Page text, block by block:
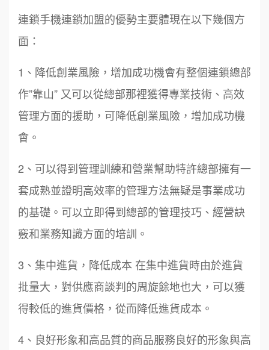
連鎖手機連鎖加盟的優勢主要體現在以下幾個方
面：
1、降低創業風險，增加成功機會有整個連鎖總部
作”靠山” 又可以從總部那裡獲得專業技術、高效
管理方面的援助，可降低創業風險，增加成功機
會。
2、可以得到管理訓練和營業幫助特許總部擁有一
套成熟並證明高效率的管理方法無疑是事業成功
的基礎。可以立即得到總部的管理技巧、經營訣
竅和業務知識方面的培訓。
3、集中進貨，降低成本 在集中進貨時由於進貨
批量大，對供應商談判的周旋餘地也大，可以獲
得較低的進貨價格，從而降低進貨成本。
4、良好形象和高品質的商品服務良好的形象與高